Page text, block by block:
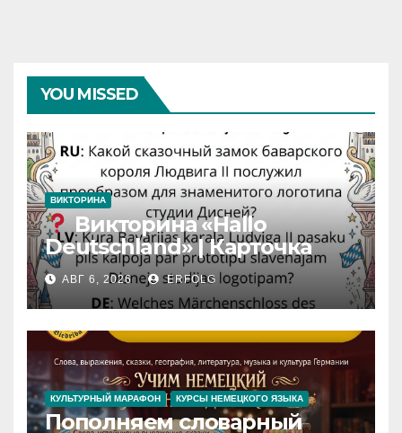
YOU MISSED
ВИКТОРИНА
Викторина «Hallo
Deutschland» | Карточка
№46
Замок вдохновения
Iedvesmas pils / Schloss der
Inspiration
АВГ 6, 2026 ERFOLG
КУЛЬТУРНЫЙ МАРАФОН КУРСЫ НЕМЕЦКОГО ЯЗЫКА
Пополняем словарный